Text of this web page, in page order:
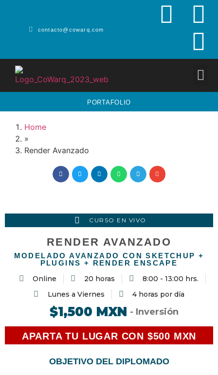
contacto@cowarq.com
PORTAFOLIO
Home
»
Render Avanzado
CURSO EN VIVO
RENDER AVANZADO
MODELADO AVANZADO CON SKETCHUP +
PLUGINS + RENDER ENSCAPE
Online 20 horas
8:00 - 13:00 hrs.
Lunes a Viernes
4 horas por día
$1,500 MXN - Inversión
APARTA TU LUGAR CON $500 MXN
OBJETIVO DEL DIPLOMADO